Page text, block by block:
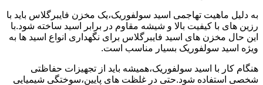
به دلیل ماهیت تهاجمی اسید سولفوریک،یک مخزن فایبرگلاس باید با
رزین های با کیفیت بالا و شیشه مقاوم در برابر اسید ساخته شود.با
این حال مخزن های اسید فایبرگلاس برای نگهداری انواع اسید ها به
ویژه اسید سولفوریک بسیار مناسب است.
هنگام کار با اسید سولفوریک،همیشه باید از تجهیزات حفاظتی
شخصی استفاده شود.حتی در غلظت های پایین،سوختگی شیمیایی